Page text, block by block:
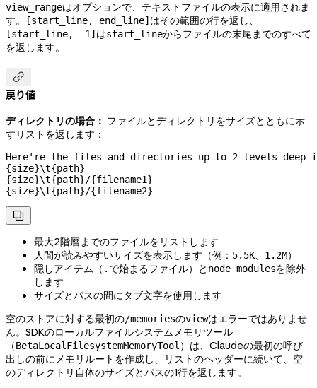
view_rangeはオプションで、テキストファイルの表示に適用されま
す。
[start_line, end_line] はその範囲の行を返し、
[start_line, -1] はstart_lineからファイルの末尾までのすべて
を返します。

戻り値
ディレクトリの場合： ファイルとディレクトリをサイズとともに示
すリストを返します：
Here're the files and directories up to 2 levels deep
{size}\t{path}
{size}\t{path}/{filename1}
{size}\t{path}/{filename2}

最大2階層までのファイルをリストします
人間が読みやすいサイズを表示します（例： 5.5K、 1.2M）
隠しアイテム（ . で始まるファイル）と node_modulesを除外
します
サイズとパスの間にタブ文字を使用します
空のストアに対する最初の/memoriesのviewはエラーではありませ
ん。SDKのローカルファイルシステムメモリツール
（BetaLocalFilesystemMemoryTool ）は、Claudeの最初の呼び
出しの前にメモリルートを作成し、リストのヘッダーに続いて、空
のディレクトリ自体のサイズとパスの1行を返します。